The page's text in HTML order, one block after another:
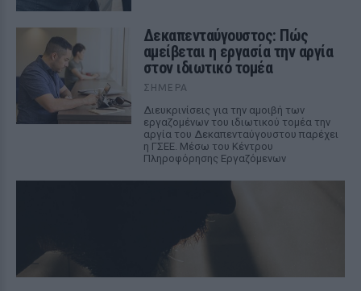
Δεκαπενταύγουστος: Πώς
αμείβεται η εργασία την αργία
στον ιδιωτικό τομέα
ΣΉΜΕΡΑ
Διευκρινίσεις για την αμοιβή των
εργαζομένων του ιδιωτικού τομέα την
αργία του Δεκαπενταύγουστου παρέχει
η ΓΣΕΕ. Μέσω του Κέντρου
Πληροφόρησης Εργαζόμενων